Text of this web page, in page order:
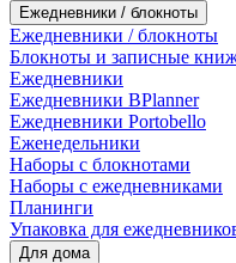
Ежедневники / блокноты
Ежедневники / блокноты
Блокноты и записные
Ежедневники
Ежедневники BPlanner
Ежедневники Portobello
Еженедельники
Наборы с блокнотами
Наборы с ежедневниками
Планинги
Упаковка для
Для дома